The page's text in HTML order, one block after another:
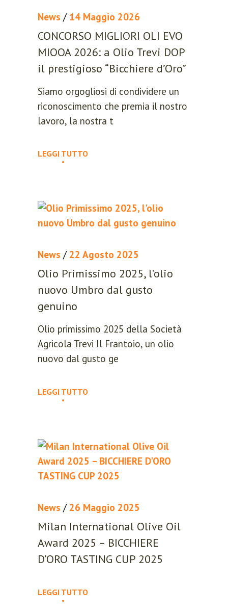
News / 14 Maggio 2026
CONCORSO MIGLIORI OLI EVO
MIOOA 2026: a Olio Trevi DOP
il prestigioso “Bicchiere d’Oro”
Siamo orgogliosi di condividere un
riconoscimento che premia il nostro
lavoro, la nostra t
LEGGI TUTTO
News / 22 Agosto 2025
Olio Primissimo 2025, l’olio
nuovo Umbro dal gusto
genuino
Olio primissimo 2025 della Società
Agricola Trevi Il Frantoio, un olio
nuovo dal gusto ge
LEGGI TUTTO
News / 26 Maggio 2025
Milan International Olive Oil
Award 2025 – BICCHIERE
D’ORO TASTING CUP 2025
LEGGI TUTTO
Log into your account in just a few
steps.
Lost your password?